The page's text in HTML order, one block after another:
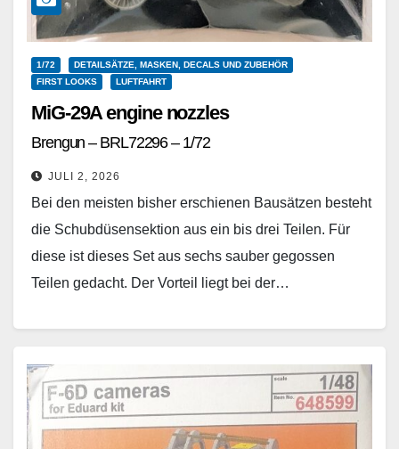
1/72
DETAILSÄTZE, MASKEN, DECALS UND ZUBEHÖR
FIRST LOOKS
LUFTFAHRT
MiG-29A engine nozzles
Brengun – BRL72296 – 1/72
JULI 2, 2026
Bei den meisten bisher erschienen Bausätzen besteht
die Schubdüsensektion aus ein bis drei Teilen. Für
diese ist dieses Set aus sechs sauber gegossen
Teilen gedacht. Der Vorteil liegt bei der…